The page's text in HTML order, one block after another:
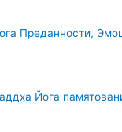
Преданности,
Йога